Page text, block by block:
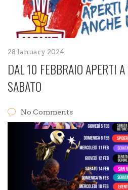
28 January 2024
DAL 10 FEBBRAIO APERTI
SABATO
No Comments